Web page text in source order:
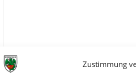
Zustimmung